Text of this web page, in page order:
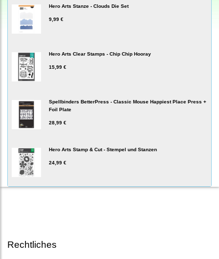
Hero Arts Stanze - Clouds Die Set
9,99 €
Hero Arts Clear Stamps - Chip Chip Hooray
15,99 €
Spellbinders BetterPress - Classic Mouse Happiest Place Press +
Foil Plate
28,99 €
Hero Arts Stamp & Cut - Stempel und Stanzen
24,99 €
Rechtliches